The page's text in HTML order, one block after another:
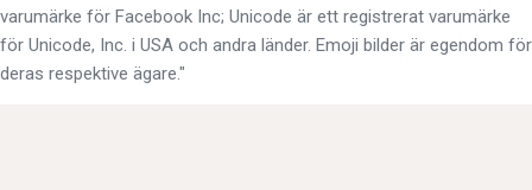
varumärke för Facebook Inc; Unicode är ett registrerat varumärke
för Unicode, Inc. i USA och andra länder. Emoji bilder är egendom för
deras respektive ägare."